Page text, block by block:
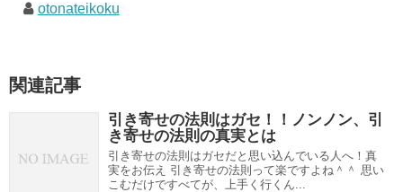
otonateikoku
関連記事
引き寄せの法則はガセ！！ノンノン、引
き寄せの法則の真実とは
引き寄せの法則はガセだと思い込んでいる人へ！真
実をお伝え 引き寄せの法則って楽ですよね＾＾ 思い
こむだけですべてが、上手く行くん...